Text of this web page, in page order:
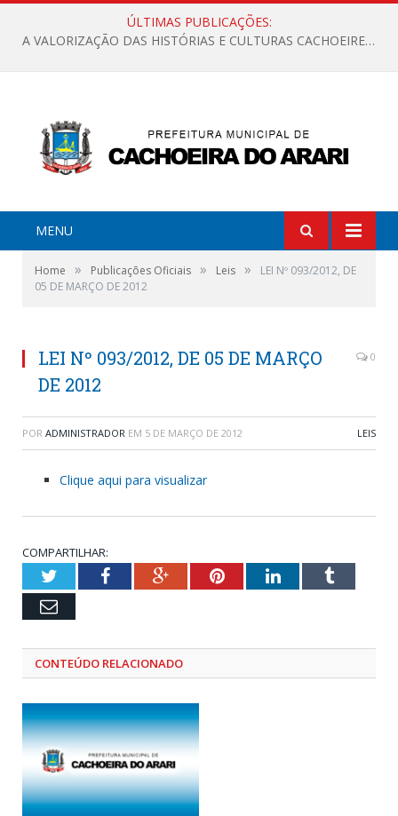
ÚLTIMAS PUBLICAÇÕES:
A VALORIZAÇÃO DAS HISTÓRIAS E CULTURAS CACHOEIRENSES
MENU
Home » Publicações Oficiais » Leis »
LEI Nº 093/2012, DE
05 DE MARÇO DE 2012
LEI Nº 093/2012, DE 05 DE MARÇO
DE 2012
0
POR ADMINISTRADOR EM 5 DE MARÇO DE 2012 LEIS
Clique aqui para visualizar
COMPARTILHAR:
TwitterFacebookGoogle+PinterestLinkedInTumblr
Email
CONTEÚDO RELACIONADO